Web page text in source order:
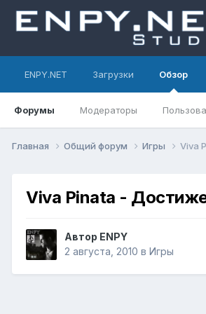
ENPY.NET Загрузки Обзор
Форумы Модераторы
Главная Общий форум Игры Viva
Viva Pinata -
Автор ENPY
2 августа, 2010 в Игры